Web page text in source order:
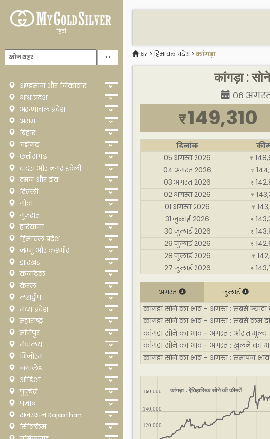
हिंदी
अण्डमान और निकोबार
आंध्र प्रदेश
अरुणाचल प्रदेश
असम
बिहार
चंडीगढ़
छत्तीसगढ
दादरा और नगर हवेली
दमन और दीव
दिल्ली
गोवा
गुजरात
हरियाणा
हिमाचल प्रदेश
जम्मू और कश्मीर
झारखंड
कर्नाटक
केरल
लक्षद्वीप
मध्य प्रदेश
महाराष्ट्र
मणिपुर
मेघालय
मिजोरम
नगालैंड
ओडिशा
पुदुचेरी
पंजाब
राजस्थान Rajasthan
सिक्किम
घर >हिमाचल प्रदेश> कांगड़ा
कांगड़ा :
06
₹149,310
दिनांक
05 अगस्त 2026
₹
04 अगस्त 2026
₹
03 अगस्त 2026
₹
02 अगस्त 2026
₹
01 अगस्त 2026
₹
31 जुलाई 2026
₹
30 जुलाई 2026
₹
29 जुलाई 2026
₹
28 जुलाई 2026
₹
27 जुलाई 2026
₹
अगस्त जुलाई
कांगड़ा सोने का भाव - अगस्त : सबसे ज़्यादा
कांगड़ा सोने का भाव - अगस्त : सबसे कम
कांगड़ा सोने का भाव - अगस्त : औसत मूल्य
कांगड़ा सोने का भाव - अगस्त : खुलने का
कांगड़ा सोने का भाव - अगस्त : समापन भाव
कांगड़ा : ऐतिहासिक सोने की कीमतें
120,000
140,000
160,000